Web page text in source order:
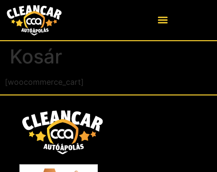
Kosár
[woocommerce_cart]